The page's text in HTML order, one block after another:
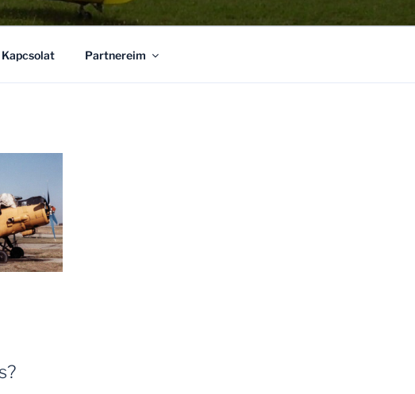
Kapcsolat Partnereim